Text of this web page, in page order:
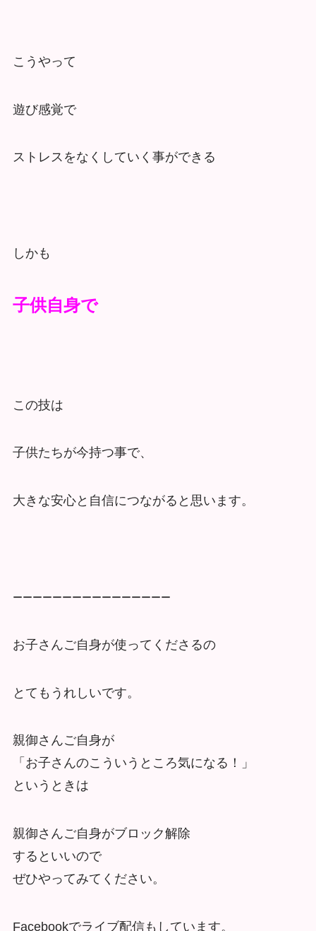
こうやって
遊び感覚で
ストレスをなくしていく事ができる
しかも
子供自身で
この技は
子供たちが今持つ事で、
大きな安心と自信につながると思います。
ーーーーーーーーーーーーーーーー
お子さんご自身が使ってくださるの
とてもうれしいです。
親御さんご自身が
「お子さんのこういうところ気になる！」
というときは
親御さんご自身がブロック解除
するといいので
ぜひやってみてください。
Facebookでライブ配信もしています。